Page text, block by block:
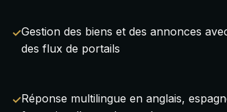
Gestion des biens et des annonces
des flux de portails
Réponse multilingue en anglais,